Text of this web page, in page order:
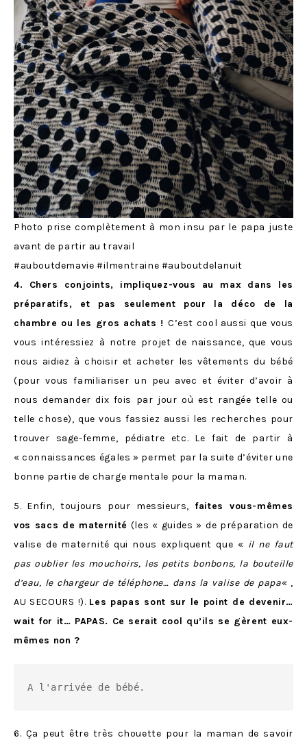
Photo prise complètement à mon insu par le papa juste
avant de partir au travail
#auboutdemavie #ilmentraine #auboutdelanuit
4. Chers conjoints, impliquez-vous au max dans les
préparatifs, et pas seulement pour la déco de la
chambre ou les gros achats ! C’est cool aussi que vous
vous intéressiez à notre projet de naissance, que vous
nous aidiez à choisir et acheter les vêtements du bébé
(pour vous familiariser un peu avec et éviter d’avoir à
nous demander dix fois par jour où est rangée telle ou
telle chose), que vous fassiez aussi les recherches pour
trouver sage-femme, pédiatre etc. Le fait de partir à
« connaissances égales » permet par la suite d’éviter une
bonne partie de charge mentale pour la maman.
5. Enfin, toujours pour messieurs, faites vous-mêmes
vos sacs de maternité (les « guides » de préparation de
valise de maternité qui nous expliquent que « il ne faut
pas oublier les mouchoirs, les petits bonbons, la bouteille
d’eau, le chargeur de téléphone… dans la valise de papa« ,
AU SECOURS !). Les papas sont sur le point de devenir…
wait for it… PAPAS. Ce serait cool qu’ils se gèrent eux-
mêmes non ?
A l'arrivée de bébé.
6. Ça peut être très chouette pour la maman de savoir